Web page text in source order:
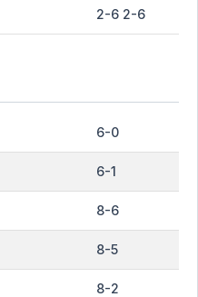
2-6 2-6
6-0
6-1
8-6
8-5
8-2